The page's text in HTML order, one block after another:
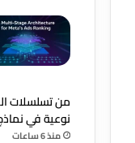
من تسلسلات
نوعية في
منذ 6 ساعات